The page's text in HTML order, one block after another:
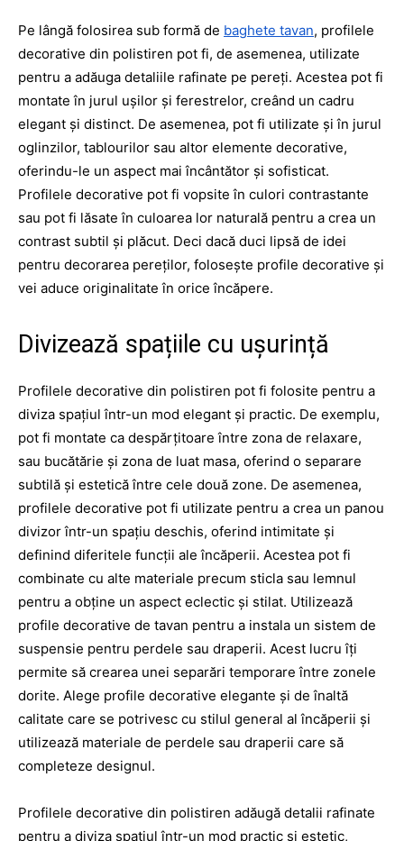
Pe lângă folosirea sub formă de baghete tavan, profilele
decorative din polistiren pot fi, de asemenea, utilizate
pentru a adăuga detaliile rafinate pe pereți. Acestea pot fi
montate în jurul ușilor și ferestrelor, creând un cadru
elegant și distinct. De asemenea, pot fi utilizate și în jurul
oglinzilor, tablourilor sau altor elemente decorative,
oferindu-le un aspect mai încântător și sofisticat.
Profilele decorative pot fi vopsite în culori contrastante
sau pot fi lăsate în culoarea lor naturală pentru a crea un
contrast subtil și plăcut. Deci dacă duci lipsă de idei
pentru decorarea pereților, folosește profile decorative și
vei aduce originalitate în orice încăpere.
Divizează spațiile cu ușurință
Profilele decorative din polistiren pot fi folosite pentru a
diviza spațiul într-un mod elegant și practic. De exemplu,
pot fi montate ca despărțitoare între zona de relaxare,
sau bucătărie și zona de luat masa, oferind o separare
subtilă și estetică între cele două zone. De asemenea,
profilele decorative pot fi utilizate pentru a crea un panou
divizor într-un spațiu deschis, oferind intimitate și
definind diferitele funcții ale încăperii. Acestea pot fi
combinate cu alte materiale precum sticla sau lemnul
pentru a obține un aspect eclectic și stilat. Utilizează
profile decorative de tavan pentru a instala un sistem de
suspensie pentru perdele sau draperii. Acest lucru îți
permite să crearea unei separări temporare între zonele
dorite. Alege profile decorative elegante și de înaltă
calitate care se potrivesc cu stilul general al încăperii și
utilizează materiale de perdele sau draperii care să
completeze designul.
Profilele decorative din polistiren adăugă detalii rafinate
pentru a diviza spațiul într-un mod practic și estetic,